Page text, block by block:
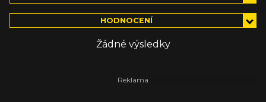
HODNOCENÍ
Žádné výsledky